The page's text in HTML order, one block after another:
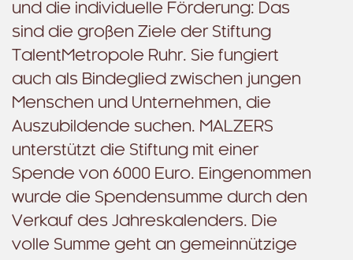
und die individuelle Förderung: Das
sind die großen Ziele der Stiftung
TalentMetropole Ruhr. Sie fungiert
auch als Bindeglied zwischen jungen
Menschen und Unternehmen, die
Auszubildende suchen. MALZERS
unterstützt die Stiftung mit einer
Spende von 6000 Euro. Eingenommen
wurde die Spendensumme durch den
Verkauf des Jahreskalenders. Die
volle Summe geht an gemeinnützige